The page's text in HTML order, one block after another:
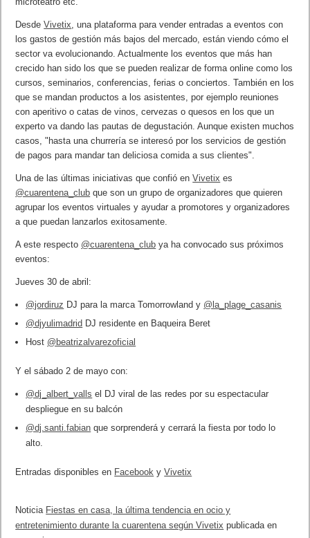
DesdeVivetix , una plataforma para vender entradas a eventos con
los gastos de gestión más bajos del mercado, están viendo cómo el
sector va evolucionando. Actualmente los eventos que más han
crecido han sido los que se pueden realizar de forma online como los
cursos, seminarios, conferencias, ferias o conciertos. También en los
que se mandan productos a los asistentes, por ejemplo reuniones
con aperitivo o catas de vinos, cervezas o quesos en los que un
experto va dando las pautas de degustación. Aunque existen muchos
casos, "hasta una churrería se interesó por los servicios de gestión
de pagos para mandar tan deliciosa comida a sus clientes".
Una de las últimas iniciativas que confió enVivetix es
@cuarentena_club que son un grupo de organizadores que quieren
agrupar los eventos virtuales y ayudar a promotores y organizadores
a que puedan lanzarlos exitosamente.
A este respecto @cuarentena_club ya ha convocado sus próximos
eventos:
Jueves 30 de abril:
@jordiruz DJ para la marca Tomorrowland y @la_plage_casanis
@djyulimadrid DJ residente en Baqueira Beret
Host @beatrizalvarezoficial
Y el sábado 2 de mayo con:
@dj_albert_valls el DJ viral de las redes por su espectacular
despliegue en su balcón
@dj.santi.fabian que sorprenderá y cerrará la fiesta por todo lo
alto.
Entradas disponibles en Facebook yVivetix
Noticia Fiestas en casa, la última tendencia en ocio y
entretenimiento durante la cuarentena según Vivetix publicada en